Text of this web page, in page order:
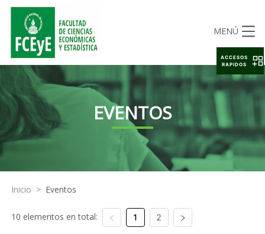
MENÚ
EVENTOS
Inicio > Eventos
10 elementos en total: 1 2
ACCESOS
RAPIDOS